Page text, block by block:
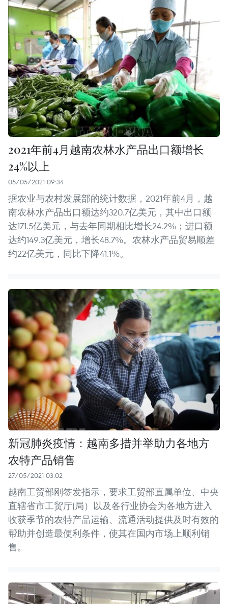
2021年前4月越南农林水产品出口额增长
24%以上
05/05/2021 09:34
据农业与农村发展部的统计数据，2021年前4月，越
南农林水产品出口额达约320.7亿美元，其中出口额
达171.5亿美元，与去年同期相比增长24.2%；进口额
达约149.3亿美元，增长48.7%。农林水产品贸易顺差
约22亿美元，同比下降41.1%。
新冠肺炎疫情：越南多措并举助力各地方
农特产品销售
27/05/2021 03:02
越南工贸部刚签发指示，要求工贸部直属单位、中央
直辖省市工贸厅(局）以及各行业协会为各地方进入
收获季节的农特产品运输、流通活动提供及时有效的
帮助并创造最便利条件，使其在国内市场上顺利销
售。